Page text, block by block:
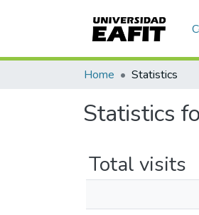
Home Statistics
Statistics
Total visits